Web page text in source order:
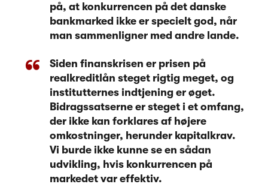
på, at konkurrencen på det danske
bankmarked ikke er specielt god, når
man sammenligner med andre lande.
Siden finanskrisen er prisen på
realkreditlån steget rigtig meget, og
institutternes indtjening er øget.
Bidragssatserne er steget i et omfang,
der ikke kan forklares af højere
omkostninger, herunder kapitalkrav.
Vi burde ikke kunne se en sådan
udvikling, hvis konkurrencen på
markedet var effektiv.